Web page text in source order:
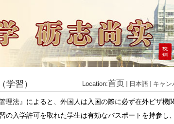
学習） Location:首页 日本語 キャン
理法』によると、外国人は入国の際に必ず在外ビザ機
の入学許可を取れた学生は有効なパスポートを持参し